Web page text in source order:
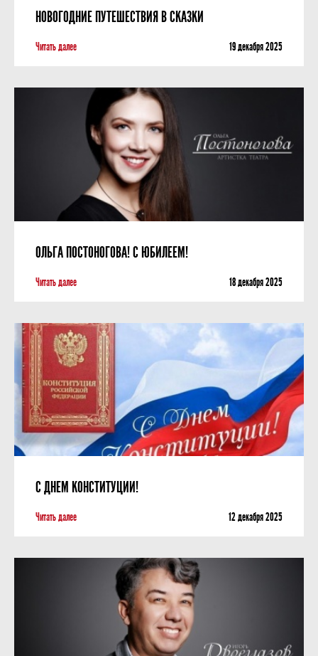
НОВОГОДНИЕ ПУТЕШЕСТВИЯ В СКАЗКИ
Читать далее 19 декабря 2025
ОЛЬГА ПОСТОНОГОВА! С ЮБИЛЕЕМ!
Читать далее 18 декабря 2025
С ДНЕМ КОНСТИТУЦИИ!
Читать далее 12 декабря 2025